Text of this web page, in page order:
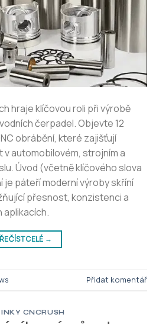
hraje klíčovou roli při výrobě
čerpadel. Objevte 12
obrábění, které zajišťují
automobilovém, strojním a
Úvod (včetně klíčového slova
je páteří moderní výroby skříní
přesnost, konzistenci a
aplikacích.
CELÉ →
Přidat komentář
CNCRUSH